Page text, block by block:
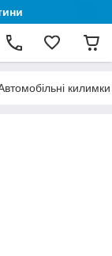
килимки